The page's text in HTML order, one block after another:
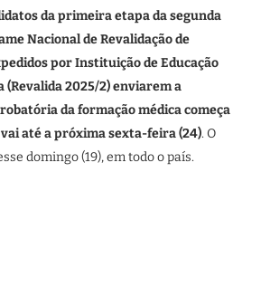
da primeira etapa da segunda
Nacional de Revalidação de
por Instituição de Educação
2025/2) enviarem a
da formação médica começa
até a próxima sexta-feira (24). O
domingo (19), em todo o país.